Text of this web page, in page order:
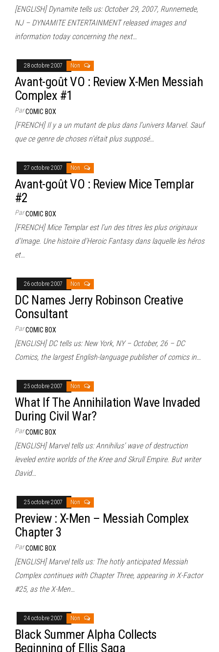
[ENGLISH] Dynamite tells us: October 29, 2007, Runnemede,
NJ – DYNAMITE ENTERTAINMENT released images and
information today concerning the next…
28 octobre 2007 Non
Avant-goût VO : Review X-Men Messiah
Complex #1
ParCOMIC BOX
[FRENCH] Il y a un mutant de plus dans l’univers Marvel. Sauf
que ce genre de choses n’était plus supposé…
27 octobre 2007 Non
Avant-goût VO : Review Mice Templar
#2
ParCOMIC BOX
[FRENCH] Mice Templar est l’un des titres les plus originaux
d’Image. Une histoire d’Heroic Fantasy dans laquelle les héros
et…
26 octobre 2007 Non
DC Names Jerry Robinson Creative
Consultant
ParCOMIC BOX
[ENGLISH] DC tells us: New York, NY – October, 26 – DC
Comics, the largest English-language publisher of comics in…
25 octobre 2007 Non
What If The Annihilation Wave Invaded
During Civil War?
ParCOMIC BOX
[ENGLISH] Marvel tells us: Annihilus’ wave of destruction
leveled entire worlds of the Kree and Skrull Empire. But writer
David…
25 octobre 2007 Non
Preview : X-Men – Messiah Complex
Chapter 3
ParCOMIC BOX
[ENGLISH] Marvel tells us: The hotly anticipated Messiah
Complex continues with Chapter Three, appearing in X-Factor
#25, as the X-Men…
24 octobre 2007 Non
Black Summer Alpha Collects
Beginning of Ellis Saga